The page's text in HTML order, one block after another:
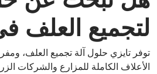
لتجميع العلف
توفر تايزي حلول آلة تجميع العلف،
الأعلاف الكاملة للمزارع والشركات